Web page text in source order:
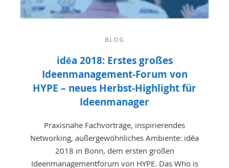
BLOG
idēa 2018: Erstes großes
Ideenmanagement-Forum von
HYPE – neues Herbst-Highlight für
Ideenmanager
Praxisnahe Fachvorträge, inspirierendes
Networking, außergewöhnliches Ambiente: idēa
2018 in Bonn, dem ersten großen
Ideenmanagementforum von HYPE. Das Who is